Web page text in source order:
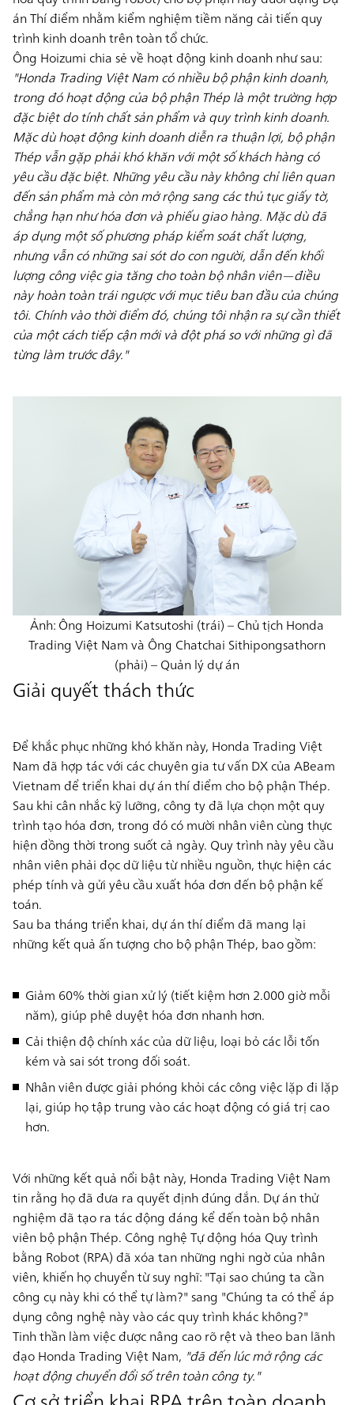
án Thí điểm nhằm kiểm nghiệm tiềm năng cải tiến quy
trình kinh doanh trên toàn tổ chức.
Ông Hoizumi chia sẻ về hoạt động kinh doanh như sau:
"Honda Trading Việt Nam có nhiều bộ phận kinh doanh,
trong đó hoạt động của bộ phận Thép là một trường hợp
đặc biệt do tính chất sản phẩm và quy trình kinh doanh.
Mặc dù hoạt động kinh doanh diễn ra thuận lợi, bộ phận
Thép vẫn gặp phải khó khăn với một số khách hàng có
yêu cầu đặc biệt. Những yêu cầu này không chỉ liên quan
đến sản phẩm mà còn mở rộng sang các thủ tục giấy tờ,
chẳng hạn như hóa đơn và phiếu giao hàng. Mặc dù đã
áp dụng một số phương pháp kiểm soát chất lượng,
nhưng vẫn có những sai sót do con người, dẫn đến khối
lượng công việc gia tăng cho toàn bộ nhân viên—điều
này hoàn toàn trái ngược với mục tiêu ban đầu của chúng
tôi. Chính vào thời điểm đó, chúng tôi nhận ra sự cần thiết
của một cách tiếp cận mới và đột phá so với những gì đã
từng làm trước đây."
Ảnh: Ông Hoizumi Katsutoshi (trái) – Chủ tịch Honda
Trading Việt Nam và Ông Chatchai Sithipongsathorn
(phải) – Quản lý dự án
Giải quyết thách thức
Để khắc phục những khó khăn này, Honda Trading Việt
Nam đã hợp tác với các chuyên gia tư vấn DX của ABeam
Vietnam để triển khai dự án thí điểm cho bộ phận Thép.
Sau khi cân nhắc kỹ lưỡng, công ty đã lựa chọn một quy
trình tạo hóa đơn, trong đó có mười nhân viên cùng thực
hiện đồng thời trong suốt cả ngày. Quy trình này yêu cầu
nhân viên phải đọc dữ liệu từ nhiều nguồn, thực hiện các
phép tính và gửi yêu cầu xuất hóa đơn đến bộ phận kế
toán.
Sau ba tháng triển khai, dự án thí điểm đã mang lại
những kết quả ấn tượng cho bộ phận Thép, bao gồm:
Giảm 60% thời gian xử lý (tiết kiệm hơn 2.000 giờ mỗi
năm), giúp phê duyệt hóa đơn nhanh hơn.
Cải thiện độ chính xác của dữ liệu, loại bỏ các lỗi tốn
kém và sai sót trong đối soát.
Nhân viên được giải phóng khỏi các công việc lặp đi lặp
lại, giúp họ tập trung vào các hoạt động có giá trị cao
hơn.
Với những kết quả nổi bật này, Honda Trading Việt Nam
tin rằng họ đã đưa ra quyết định đúng đắn. Dự án thử
nghiệm đã tạo ra tác động đáng kể đến toàn bộ nhân
viên bộ phận Thép. Công nghệ Tự động hóa Quy trình
bằng Robot (RPA) đã xóa tan những nghi ngờ của nhân
viên, khiến họ chuyển từ suy nghĩ: "Tại sao chúng ta cần
công cụ này khi có thể tự làm?" sang "Chúng ta có thể áp
dụng công nghệ này vào các quy trình khác không?"
Tinh thần làm việc được nâng cao rõ rệt và theo ban lãnh
đạo Honda Trading Việt Nam, "đã đến lúc mở rộng các
hoạt động chuyển đổi số trên toàn công ty."